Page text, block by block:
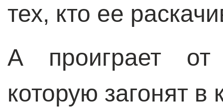
тех, кто ее
А проиграет от
которую загонят в